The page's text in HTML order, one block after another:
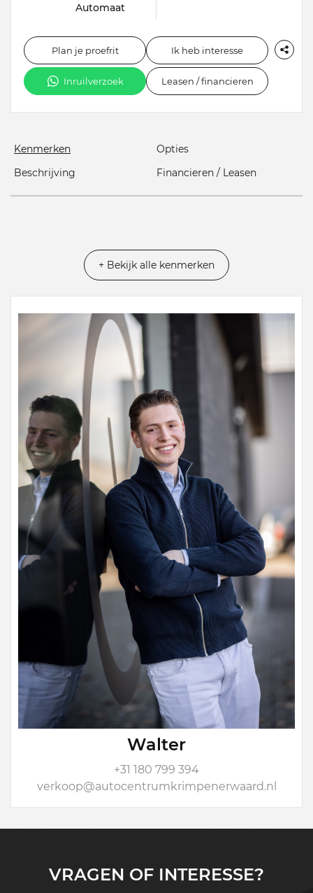
Automaat
Plan je proefrit Ik heb interesse
Inruilverzoek Leasen / financieren
Kenmerken
Opties
Beschrijving
Financieren / Leasen
+ Bekijk alle kenmerken
Walter
+31 180 799 394
verkoop@autocentrumkrimpenerwaard.nl
VRAGEN OF INTERESSE?